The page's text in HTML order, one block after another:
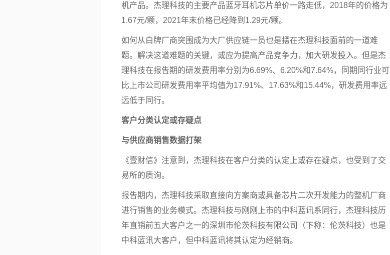
机产品。杰理科技的主要产品蓝牙耳机芯片单价一路走低，2018年的价格为
1.67元/颗，2021年末价格已经降到1.29元/颗。
如何从白牌厂商突围成为大厂供应链一员也是摆在杰理科技面前的一道难
题。解决这道难题的关键，或应为提高产品竞争力，加大研发投入。但是杰
理科技在报告期的研发费用率分别为6.69%、6.20%和7.64%，同期同行业可
比上市公司研发费用率平均值为17.91%、17.63%和15.44%，研发费用率远
远低于同行。
客户分类认定或存疑点
与供应商销售数据打架
《壹财信》注意到，杰理科技在客户分类的认定上或存在疑点，也受到了交
易所的质询。
报告期内，杰理科技采取直接向方案商或具备芯片二次开发能力的整机厂商
进行销售的业务模式。杰理科技与刚刚上市的中科蓝讯系同行，杰理科技历
年直销前五大客户之一的深圳市伦茨科技有限公司（下称：伦茨科技）也是
中科蓝讯大客户，但中科蓝讯将其认定为经销商。